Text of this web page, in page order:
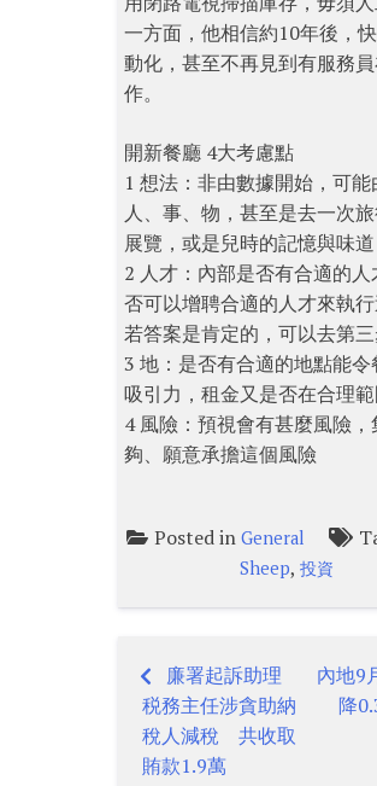
一方面，他相信約10年後，
動化，甚至不再見到有服務
作。
開新餐廳 4大考慮點
1 想法：非由數據開始，可能
人、事、物，甚至是去一次
展覽，或是兒時的記憶與味道
2 人才：內部是否有合適的
否可以增聘合適的人才來執行
若答案是肯定的，可以去第
3 地：是否有合適的地點能
吸引力，租金又是否在合理
4 風險：預視會有甚麼風險
夠、願意承擔這個風險
Posted in General
Sheep,投資
Post
navigation
廉署起訴助理
税務主任涉貪助納
稅人減稅 共收取
賄款1.9萬
內地9
降